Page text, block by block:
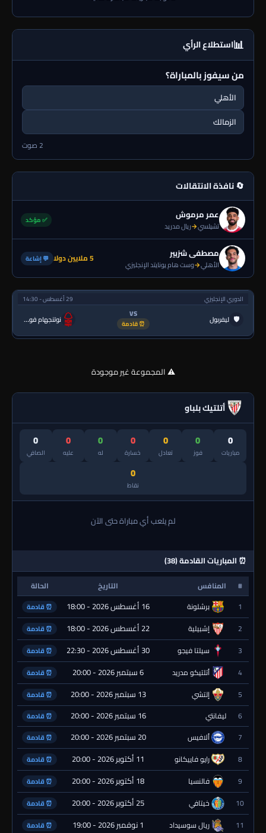
📊استطلاع الرأي
من سيفوز بالمباراة؟
الأهلي
الزمالك
2 صوت
🔄 نافذة الانتقالات
عمر مرموش
تشيلسي→ريال مدريد
✅ مؤكد
مصطفى شزبير
الأهلي→وست هام يونايتد الإنجليزي 5 ملايين دولا 💬 إشاعة
الدوري الإنجليزي 29 أغسطس - 14:30
🛡 ليفربول VS
⏰ قادمة نوتنجهام فورست
⚠️ المجموعة غير موجودة
أتلتيك بلباو
0
مباريات
0
فوز
0
تعادل
0
خسارة
0
له
0
عليه
0
الصافي
0
نقاط
لم يلعب أي مباراة حتى الآن
⏰ المباريات القادمة (38)
# المنافس التاريخ
الحالة
1
برشلونة 16 أغسطس 2026 - 18:00 ⏰ قادمة
2 إشبيلية 22 أغسطس 2026 - 18:00 ⏰ قادمة
3 سيلتا فيجو 30 أغسطس 2026 - 22:30 ⏰ قادمة
4 أتلتيكو مدريد 6 سبتمبر 2026 - 20:00 ⏰ قادمة
5 إلتشي 13 سبتمبر 2026 - 20:00 ⏰ قادمة
6 ليفانتي 16 سبتمبر 2026 - 20:00 ⏰ قادمة
7 ألافيس 20 سبتمبر 2026 - 20:00 ⏰ قادمة
8 رايو فاييكانو 11 أكتوبر 2026 - 20:00 ⏰ قادمة
9 فالنسيا 18 أكتوبر 2026 - 20:00 ⏰ قادمة
10 خيتافي 25 أكتوبر 2026 - 20:00 ⏰ قادمة
11 ريال سوسيداد 1 نوفمبر 2026 - 19:00 ⏰ قادمة